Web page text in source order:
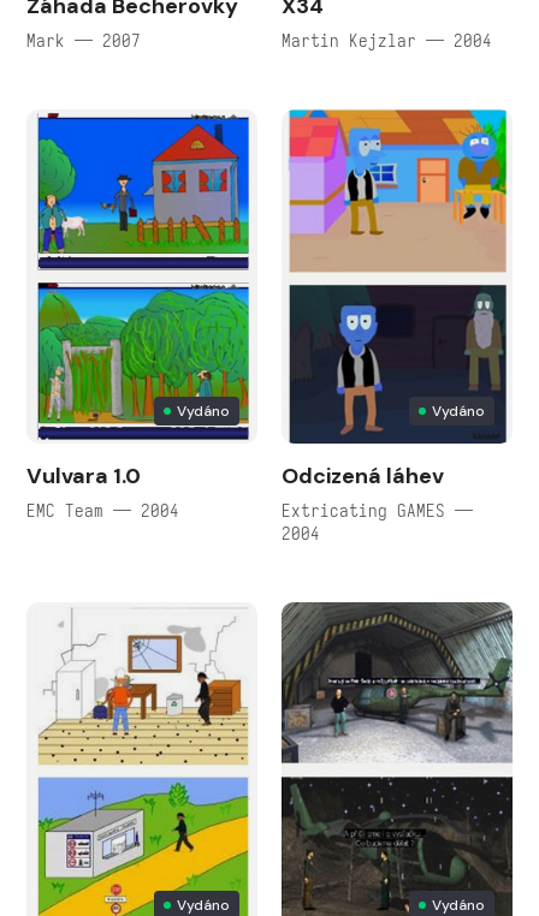
Záhada Becherovky
Mark — 2007
X34
Martin Kejzlar — 2004
Vydáno
Vulvara 1.0
EMC Team — 2004
Vydáno
Odcizená láhev
Extricating GAMES —
2004
Vydáno Vydáno